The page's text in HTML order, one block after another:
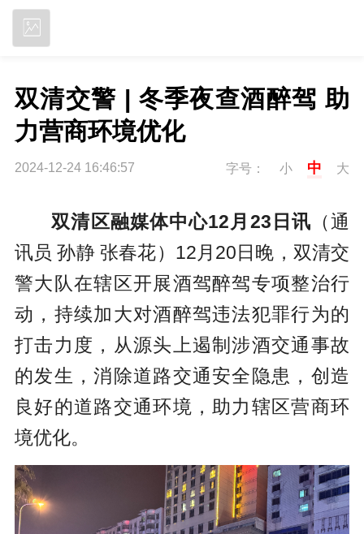
双清交警 | 冬季夜查酒醉驾 助
力营商环境优化
2024-12-24 16:46:57 字号： 小 中 大
双清区融媒体中心12月23日讯 （通
讯员 孙静 张春花）12月20日晚，双清交
警大队在辖区开展酒驾醉驾专项整治行
动，持续加大对酒醉驾违法犯罪行为的
打击力度，从源头上遏制涉酒交通事故
的发生，消除道路交通安全隐患，创造
良好的道路交通环境，助力辖区营商环
境优化。